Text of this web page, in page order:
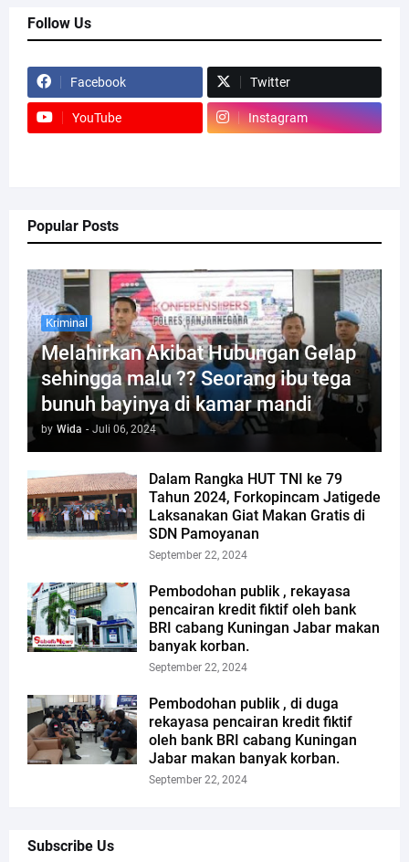
Follow Us
Facebook Twitter
YouTube Instagram
Popular Posts
Kriminal
Melahirkan Akibat Hubungan Gelap
sehingga malu ?? Seorang ibu tega
bunuh bayinya di kamar mandi
by Wida - Juli 06, 2024
Dalam Rangka HUT TNI ke 79
Tahun 2024, Forkopincam Jatigede
Laksanakan Giat Makan Gratis di
SDN Pamoyanan
September 22, 2024
Pembodohan publik , rekayasa
pencairan kredit fiktif oleh bank
BRI cabang Kuningan Jabar makan
banyak korban.
September 22, 2024
Pembodohan publik , di duga
rekayasa pencairan kredit fiktif
oleh bank BRI cabang Kuningan
Jabar makan banyak korban.
September 22, 2024
Subscribe Us